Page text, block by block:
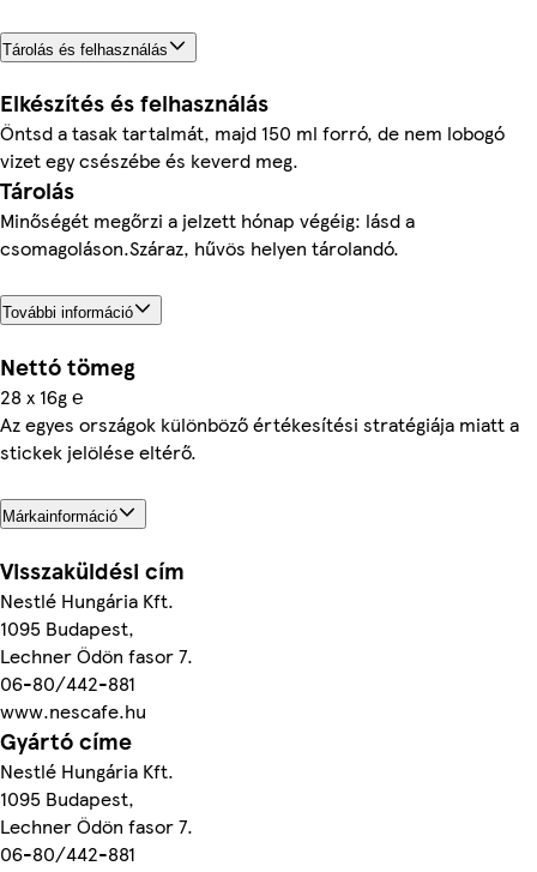
Tárolás és felhasználás
Elkészítés és felhasználás
Öntsd a tasak tartalmát, majd 150 ml forró, de nem lobogó
vizet egy csészébe és keverd meg.
Tárolás
Minőségét megőrzi a jelzett hónap végéig: lásd a
csomagoláson.Száraz, hűvös helyen tárolandó.
További információ
Nettó tömeg
28 x 16g ℮
Az egyes országok különböző értékesítési stratégiája miatt a
stickek jelölése eltérő.
Márkainformáció
Visszaküldési cím
Nestlé Hungária Kft.
1095 Budapest,
Lechner Ödön fasor 7.
06-80/442-881
www.nescafe.hu
Gyártó címe
Nestlé Hungária Kft.
1095 Budapest,
Lechner Ödön fasor 7.
06-80/442-881